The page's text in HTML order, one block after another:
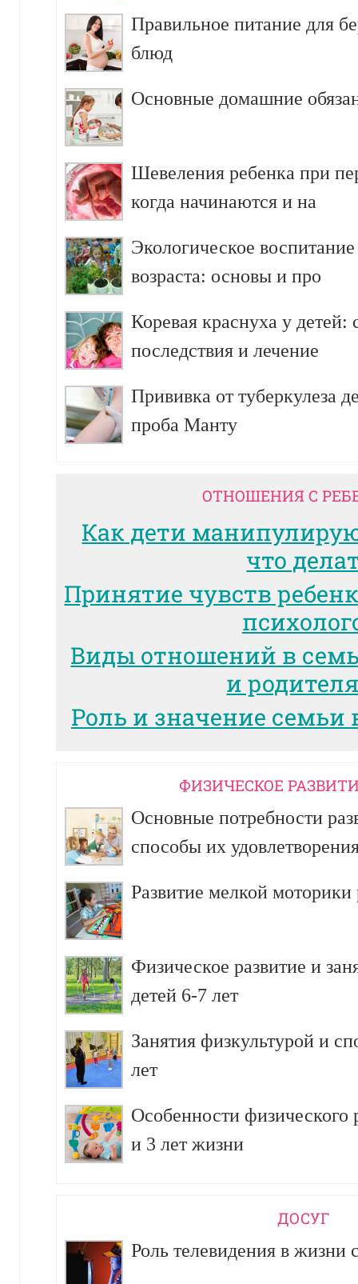
Правильное питание для
блюд
Основные домашние
Шевеления ребенка при
когда начинаются и на
Экологическое
возраста: основы и про
Коревая краснуха у
последствия и лечение
Прививка от туберкулеза
проба Манту
ОТНОШЕНИЯ С
Как дети
что
Принятие чувств
Виды отношений в
и
Роль и значение семьи
ФИЗИЧЕСКОЕ
Основные потребности
способы их
Развитие мелкой моторики
Физическое развитие и
детей 6-7 лет
Занятия физкультурой и
лет
Особенности физического
и 3 лет жизни
ДОСУГ
Роль телевидения в жизни